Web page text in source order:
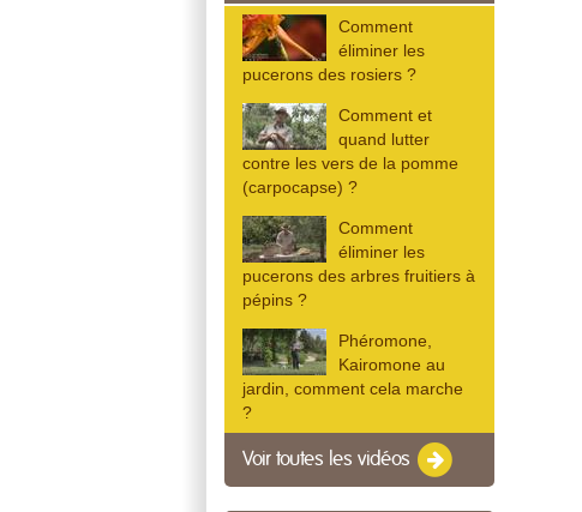
Comment
éliminer les
pucerons des rosiers ?
Comment et
quand lutter
contre les vers de la pomme
(carpocapse) ?
Comment
éliminer les
pucerons des arbres fruitiers à
pépins ?
Phéromone,
Kairomone au
jardin, comment cela marche
?
Voir toutes les vidéos